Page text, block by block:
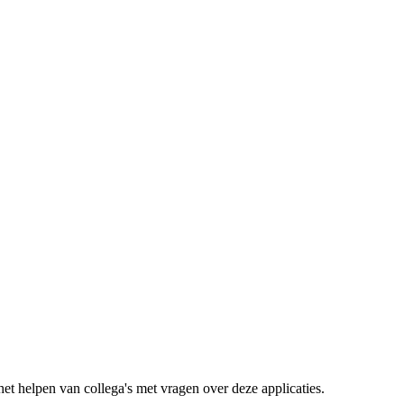
helpen van collega's met vragen over deze applicaties.